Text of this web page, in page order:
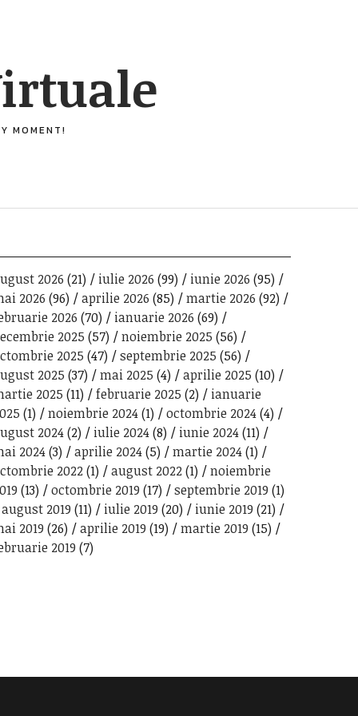
MOMENT!
2026 (21) iulie 2026 (99) iunie 2026 (95)
2026 (96) aprilie 2026 (85) martie 2026 (92)
2026 (70) ianuarie 2026 (69)
2025 (57) noiembrie 2025 (56)
2025 (47) septembrie 2025 (56)
2025 (37) mai 2025 (4) aprilie 2025 (10)
2025 (11) februarie 2025 (2)
ianuarie
(1) noiembrie 2024(1) octombrie 2024(4)
2024(2) iulie 2024(8) iunie 2024(11)
2024(3) aprilie 2024(5) martie 2024(1)
2022(1) august 2022(1)
noiembrie
(13) octombrie 2019 (17) septembrie 2019 (1)
august 2019 (11) iulie 2019 (20) iunie 2019 (21)
2019 (26) aprilie 2019 (19) martie 2019 (15)
2019 (7)